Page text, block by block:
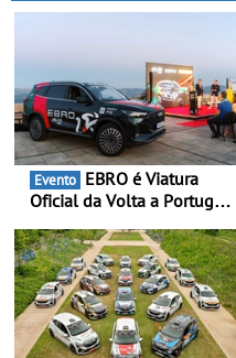
Evento
Oficial da Volta a Portugal
presença nacional ao lado
da mítica prova de ciclismo
e leva a sua gama SUV
multi-energia às estradas
de Portugal